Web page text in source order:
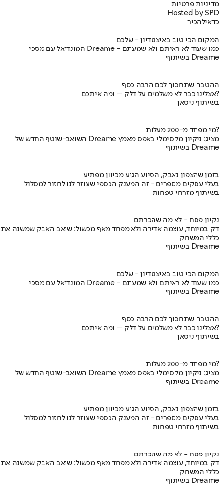
מדיניות פרטיות
Hosted by SPD
כדאילהכיר
המקום הכי טוב באיצטדיון - שלכם
המונדיאל עם מסכי Dreame - כמו שעוד לא ראיתם ולא שמעתם
בשיתוף Dreame
ההטבה שתחסוך לכם הרבה כסף
אצלינו כבר לא משלמים על דלק – ומה איתכם?
בשיתוף ניסאן
מי מפחד מ-200 מעלות?
השואב-שוטף החדש של Dreame מציג: ניקיון מקסימלי באפס מאמץ
בשיתוף Dreame
בזמן שהצפון נאבק, הסיוע הגיע מכיוון מפתיע
בעלי עסקים מספרים - זה המענק הכספי שעוזר לנו לחזור למסלול
בשיתוף מזרחי טפחות
נקיון פסח - לא מה שהכרתם
דק במיוחד, עוצמה אדירה ולא מפחד מאף מכשול: שואב האבק שמשנה את
כללי המשחק
בשיתוף Dreame
המקום הכי טוב באיצטדיון - שלכם
המונדיאל עם מסכי Dreame - כמו שעוד לא ראיתם ולא שמעתם
בשיתוף Dreame
ההטבה שתחסוך לכם הרבה כסף
אצלינו כבר לא משלמים על דלק – ומה איתכם?
בשיתוף ניסאן
מי מפחד מ-200 מעלות?
השואב-שוטף החדש של Dreame מציג: ניקיון מקסימלי באפס מאמץ
בשיתוף Dreame
בזמן שהצפון נאבק, הסיוע הגיע מכיוון מפתיע
בעלי עסקים מספרים - זה המענק הכספי שעוזר לנו לחזור למסלול
בשיתוף מזרחי טפחות
נקיון פסח - לא מה שהכרתם
דק במיוחד, עוצמה אדירה ולא מפחד מאף מכשול: שואב האבק שמשנה את
כללי המשחק
בשיתוף Dreame